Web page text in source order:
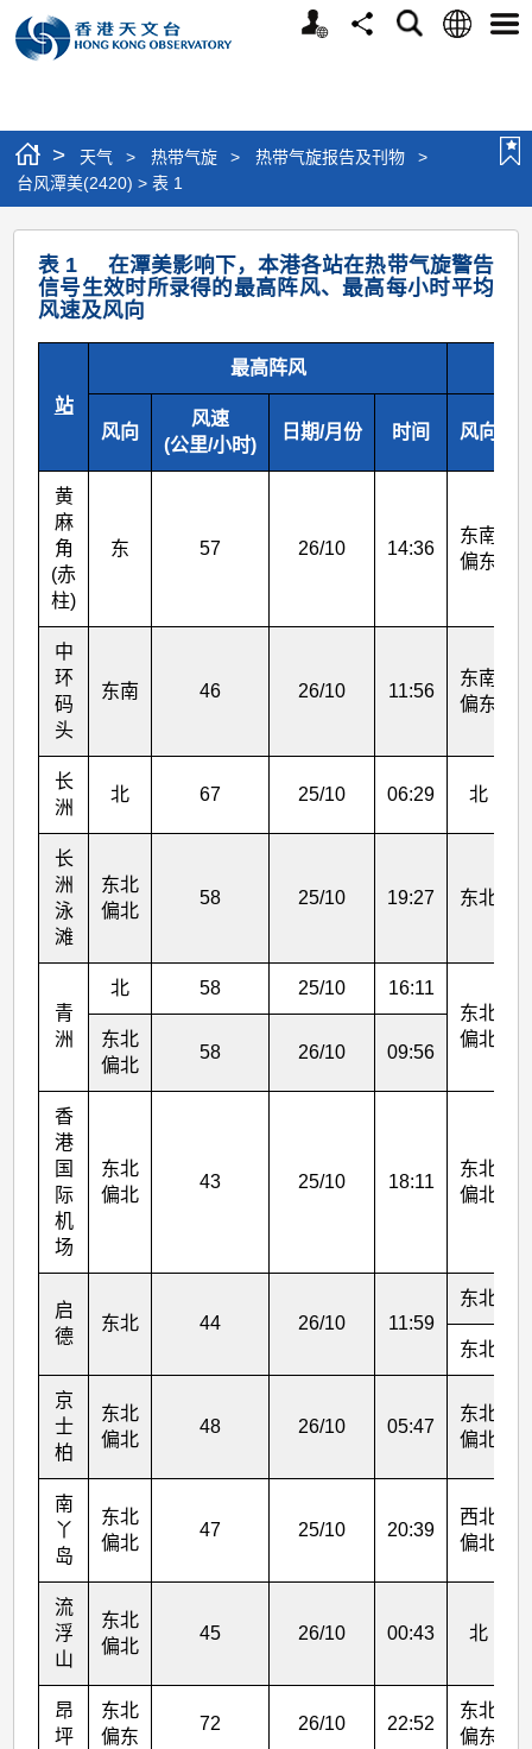
个
分
搜
语
选
> 天气 > 热带气旋 > 热带气旋报告及刊物
>
台风潭美(2420) > 表 1
台
风
潭
美
(2420)
表
表 1 在潭美影响下，本港各站在热带气旋警告
信号生效时所录得的最高阵风、最高每小时平均
风速及风向
站
最高阵风
风向
风速
(公里/小时)
日期/月份 时间 风向
黄
麻
角
(赤
柱)
东 57 26/10 14:36
东南
偏东
中
环
码
头
东南 46 26/10 11:56
东南
偏东
长
洲
北 67 25/10 06:29 北
长
洲
泳
滩
东北
偏北
58 25/10 19:27 东北
青
洲
北 58 25/10
16:11
东北
偏北
东北
偏北
58 26/10 09:56
香
港
国
际
机
场
东北
偏北
43 25/10 18:11
东北
偏北
启
德
东北 44 26/10 11:59
东北
东北
京
士
柏
东北
偏北
48 26/10 05:47
东北
偏北
南
丫
岛
东北
偏北
47 25/10 20:39
西北
偏北
流
浮
山
东北
偏北
45 26/10 00:43 北
昂
坪
东北
偏东
72 26/10 22:52
东北
偏东